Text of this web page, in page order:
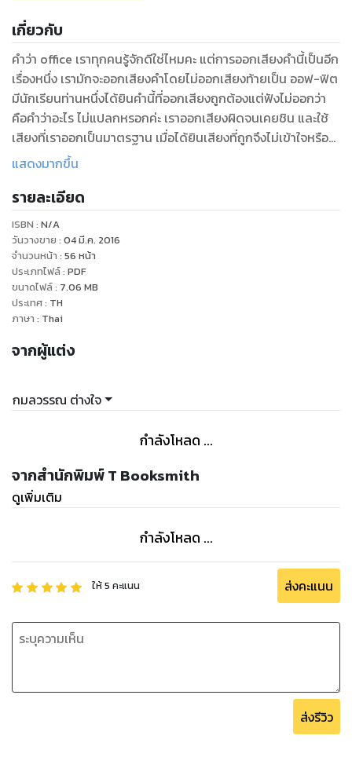
เกี่ยวกับ
คำว่า office เราทุกคนรู้จักดีใช่ไหมคะ แต่การออกเสียงคำนี้เป็นอีก
เรื่องหนึ่ง เรามักจะออกเสียงคำโดยไม่ออกเสียงท้ายเป็น ออฟ-ฟิต
มีนักเรียนท่านหนึ่งได้ยินคำนี้ที่ออกเสียงถูกต้องแต่ฟังไม่ออกว่า
คือคำว่าอะไร ไม่แปลกหรอกค่ะ เราออกเสียงผิดจนเคยชิน และใช้
เสียงที่เราออกเป็นมาตรฐาน เมื่อได้ยินเสียงที่ถูกจึงไม่เข้าใจหรือ
ฟังไม่ออก คำว่า elephant ไม่ได้อ่าน อี-เล-เฟน คำว่า eight และ
ถ้าเรารู้จักเสียงของตัวอักษร ฝึกฝนออกเสียงให้ถูกต้อง
แสดงมากขึ้น
รายละเอียด
ISBN : N/A
วันวางขาย : 04 มี.ค. 2016
จำนวนหน้า : 56 หน้า
ประเภทไฟล์: PDF
ขนาดไฟล์: 7.06 MB
ประเทศ: TH
ภาษา : Thai
จากผู้แต่ง
กมลวรรณ ต่างใจ
กำลังโหลด ...
จากสำนักพิมพ์ T Booksmith
ดูเพิ่มเติม
กำลังโหลด ...
ให้5 คะแนน ส่งคะแนน
ส่งรีวิว